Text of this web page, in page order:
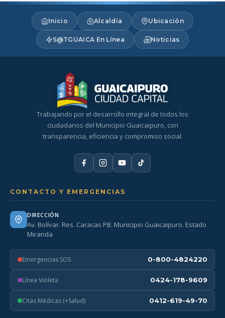
Inicio Alcaldía Ubicación
S@TGUAICA En Línea Noticias
Trabajando por el desarrollo integral de todos los
ciudadanos del Municipio Guaicaipuro, con
transparencia, eficiencia y compromiso social.
CONTACTO Y EMERGENCIAS
DIRECCIÓN
Av. Bolívar. Res. Caracas PB. Municipio Guaicaipuro. Estado
Miranda
Emergencias SOS 0-800-4824220
Línea Violeta 0424-178-9609
Citas Médicas (+Salud) 0412-619-49-70